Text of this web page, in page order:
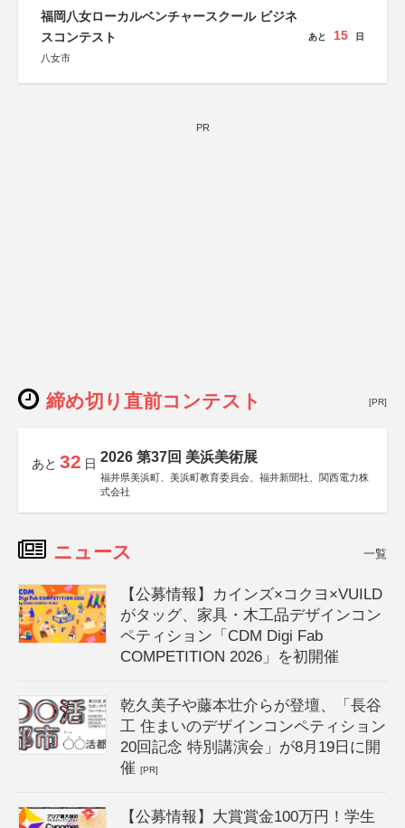
福岡八女ローカルベンチャースクール ビジネ
スコンテスト
八女市
あと 15 日
PR
締め切り直前コンテスト [PR]
あと 32 日 2026 第37回 美浜美術展
福井県美浜町、美浜町教育委員会、福井新聞社、関西電力株
式会社
ニュース 一覧
【公募情報】カインズ×コクヨ×VUILD
がタッグ、家具・木工品デザインコン
ペティション「CDM Digi Fab
COMPETITION 2026」を初開催
乾久美子や藤本壮介らが登壇、「長谷
工 住まいのデザインコンペティション
20回記念 特別講演会」が8月19日に開
催[PR]
【公募情報】大賞賞金100万円！学生